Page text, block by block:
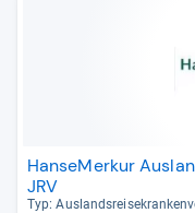
HanseMerkur
JRV
Typ: